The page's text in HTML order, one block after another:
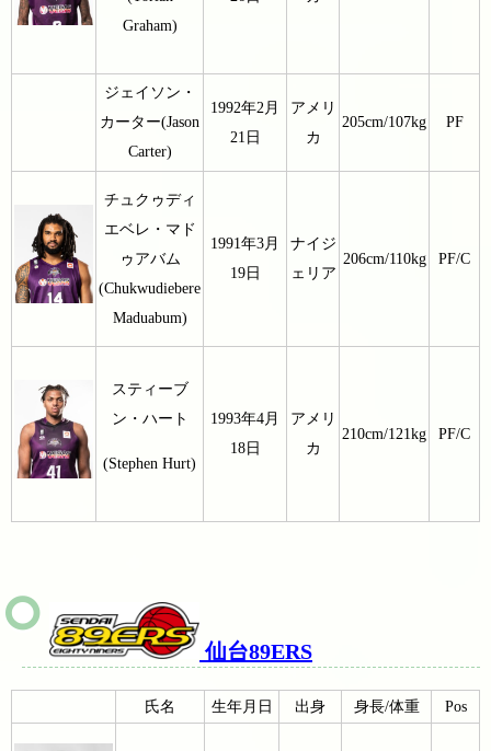
Graham)
ジェイソン・
カーター(Jason
Carter)
1992年2月
21日
アメリ
カ
205cm/107kg PF
チュクゥディ
エベレ・マド
ゥアバム
(Chukwudiebere
Maduabum)
1991年3月
19日
ナイジ
ェリア
206cm/110kg PF/C
スティーブ
ン・ハート
(Stephen Hurt)
1993年4月
18日
アメリ
カ
210cm/121kg PF/C
仙台89ERS
氏名 生年月日 出身 身長/体重 Pos